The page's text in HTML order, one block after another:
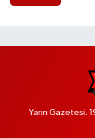
Yarın Gazetesi.